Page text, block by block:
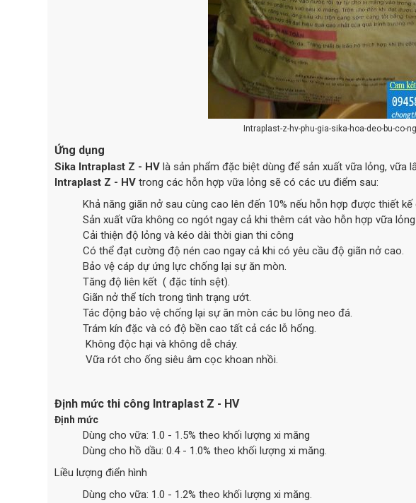
Intraplast-z-hv-phu-gia-sika-hoa-deo-bu-co-
Ứng dụng
Sika Intraplast Z - HV là sản phẩm đặc biệt dùng để sản xuất vữa lỏng, vữa
Intraplast Z - HV trong các hỗn hợp vữa lỏng sẽ có các ưu điểm sau:
Khả năng giãn nở sau cùng cao lên đến 10% nếu hỗn hợp được thiết kế
Sản xuất vữa không co ngót ngay cả khi thêm cát vào hỗn hợp vữa lỏng
Cải thiện độ lỏng và kéo dài thời gian thi công
Có thể đạt cường độ nén cao ngay cả khi có yêu cầu độ giãn nở cao.
Bảo vệ cáp dự ứng lực chống lại sự ăn mòn.
Tăng độ liên kết ( đặc tính sệt).
Giãn nở thể tích trong tình trạng ướt.
Tác động bảo vệ chống lại sự ăn mòn các bu lông neo đá.
Trám kín đặc và có độ bền cao tất cả các lỗ hổng.
Không độc hại và không dễ cháy.
Vữa rót cho ống siêu âm cọc khoan nhồi.
Định mức thi công Intraplast Z - HV
Định mức
Dùng cho vữa: 1.0 - 1.5% theo khối lượng xi măng
Dùng cho hồ dầu: 0.4 - 1.0% theo khối lượng xi măng.
Liều lượng điển hình
Dùng cho vữa: 1.0 - 1.2% theo khối lượng xi măng.